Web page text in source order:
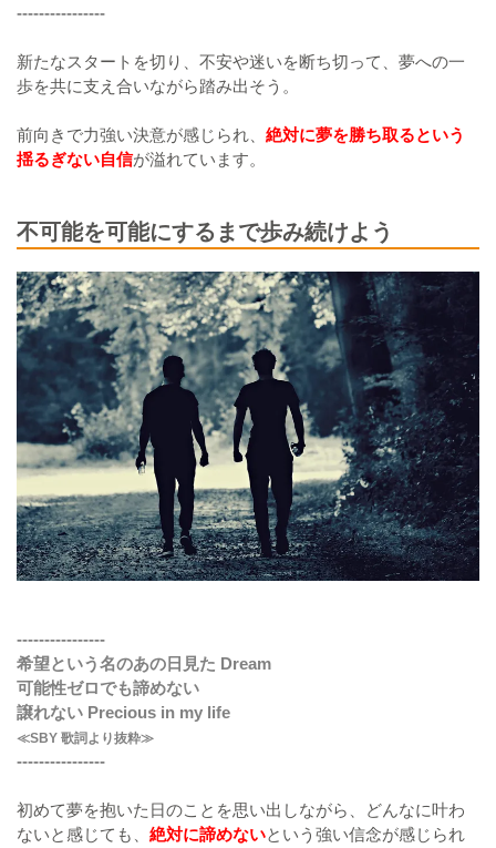
----------------
新たなスタートを切り、不安や迷いを断ち切って、夢への一
歩を共に支え合いながら踏み出そう。
前向きで力強い決意が感じられ、 絶対に夢を勝ち取るという
揺るぎない自信が溢れています。
不可能を可能にするまで歩み続けよう
----------------
希望という名のあの日見た Dream
可能性ゼロでも諦めない
譲れない Precious in my life
≪SBY 歌詞より抜粋≫
----------------
初めて夢を抱いた日のことを思い出しながら、どんなに叶わ
ないと感じても、 絶対に諦めないという強い信念が感じられ